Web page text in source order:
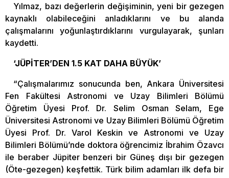
Yılmaz, bazı değerlerin değişiminin, yeni bir gezegen
kaynaklı olabileceğini anladıklarını ve bu alanda
çalışmalarını yoğunlaştırdıklarını vurgulayarak, şunları
kaydetti.
‘JÜPİTER’DEN 1.5 KAT DAHA BÜYÜK’
“Çalışmalarımız sonucunda ben, Ankara Üniversitesi
Fen Fakültesi Astronomi ve Uzay Bilimleri Bölümü
Öğretim Üyesi Prof. Dr. Selim Osman Selam, Ege
Üniversitesi Astronomi ve Uzay Bilimleri Bölümü Öğretim
Üyesi Prof. Dr. Varol Keskin ve Astronomi ve Uzay
Bilimleri Bölümü’nde doktora öğrencimiz İbrahim Özavcı
ile beraber Jüpiter benzeri bir Güneş dışı bir gezegen
(Öte-gezegen) keşfettik. Türk bilim adamları ilk defa bir